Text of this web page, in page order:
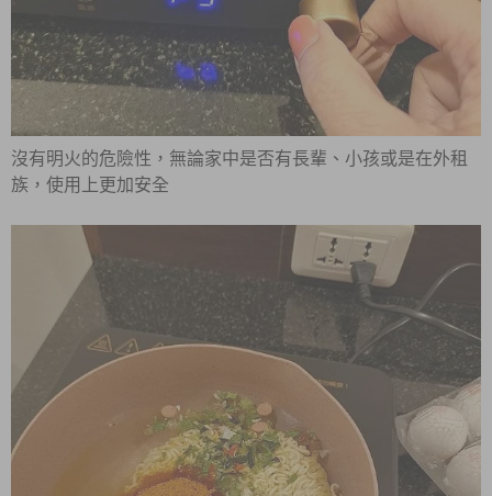
沒有明火的危險性，無論家中是否有長輩、小孩或是在外租
族，使用上更加安全